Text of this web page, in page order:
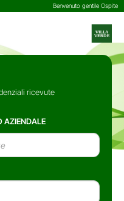
Benvenuto gentile Ospite
ricevute
AZIENDALE